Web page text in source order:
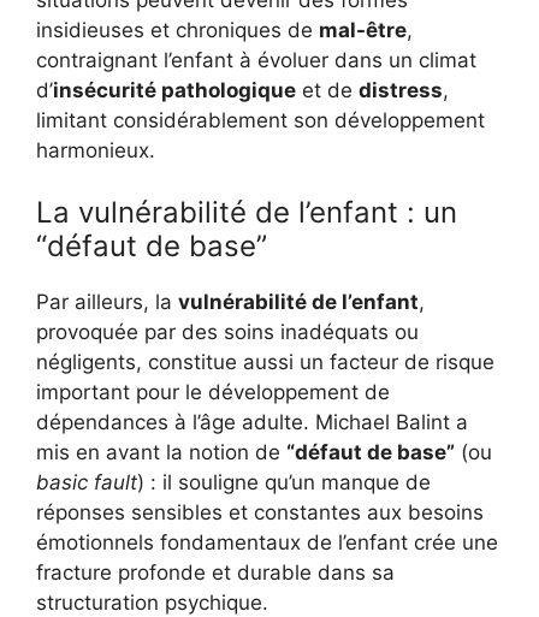
insidieuses et chroniques de mal-être,
contraignant l’enfant à évoluer dans un climat
d’insécurité pathologique et de distress,
limitant considérablement son développement
harmonieux.
La vulnérabilité de l’enfant : un
“défaut de base”
Par ailleurs, la vulnérabilité de l’enfant,
provoquée par des soins inadéquats ou
négligents, constitue aussi un facteur de risque
important pour le développement de
dépendances à l’âge adulte. Michael Balint a
mis en avant la notion de “défaut de base” (ou
basic fault) : il souligne qu’un manque de
réponses sensibles et constantes aux besoins
émotionnels fondamentaux de l’enfant crée une
fracture profonde et durable dans sa
structuration psychique.